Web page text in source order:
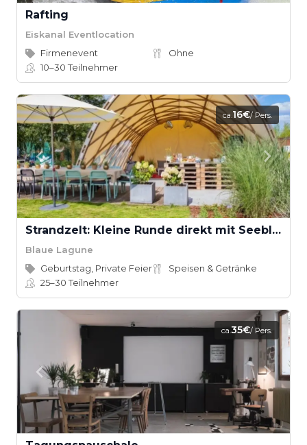
Rafting
Eiskanal Eventlocation
Firmenevent
Ohne
10–30Teilnehmer
ca.16€/ Pers.
Strandzelt: Kleine Runde direkt mit Seeblick
Blaue Lagune
Geburtstag, Private Feier
Speisen & Getränke
25–30Teilnehmer
ca.35€/ Pers.